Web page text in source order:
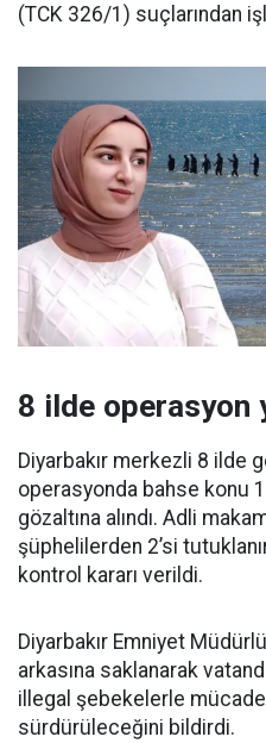
(TCK 326/1) suçlarından
8 ilde operasyon
Diyarbakır merkezli 8 ilde
operasyonda bahse konu
gözaltına alındı. Adli
şüphelilerden 2’si
kontrol kararı verildi.
Diyarbakır Emniyet
arkasına saklanarak
illegal şebekelerle
sürdürüleceğini bildirdi.